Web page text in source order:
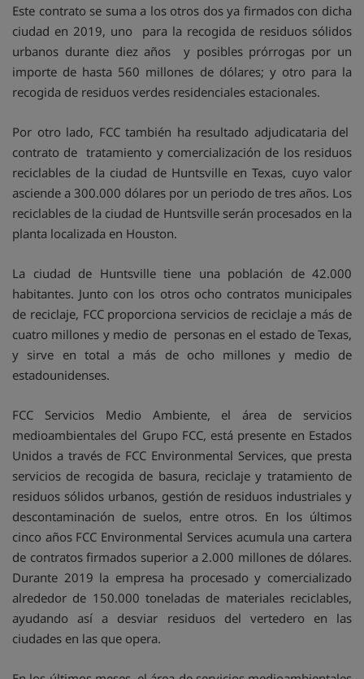
Este contrato se suma a los otros dos ya firmados con dicha
ciudad en 2019, uno para la recogida de residuos sólidos
urbanos durante diez años y posibles prórrogas por un
importe de hasta 560 millones de dólares; y otro para la
recogida de residuos verdes residenciales estacionales.
Por otro lado, FCC también ha resultado adjudicataria del
contrato de tratamiento y comercialización de los residuos
reciclables de la ciudad de Huntsville en Texas, cuyo valor
asciende a 300.000 dólares por un periodo de tres años. Los
reciclables de la ciudad de Huntsville serán procesados en la
planta localizada en Houston.
La ciudad de Huntsville tiene una población de 42.000
habitantes. Junto con los otros ocho contratos municipales
de reciclaje, FCC proporciona servicios de reciclaje a más de
cuatro millones y medio de personas en el estado de Texas,
y sirve en total a más de ocho millones y medio de
estadounidenses.
FCC Servicios Medio Ambiente, el área de servicios
medioambientales del Grupo FCC, está presente en Estados
Unidos a través de FCC Environmental Services, que presta
servicios de recogida de basura, reciclaje y tratamiento de
residuos sólidos urbanos, gestión de residuos industriales y
descontaminación de suelos, entre otros. En los últimos
cinco años FCC Environmental Services acumula una cartera
de contratos firmados superior a 2.000 millones de dólares.
Durante 2019 la empresa ha procesado y comercializado
alrededor de 150.000 toneladas de materiales reciclables,
ayudando así a desviar residuos del vertedero en las
ciudades en las que opera.